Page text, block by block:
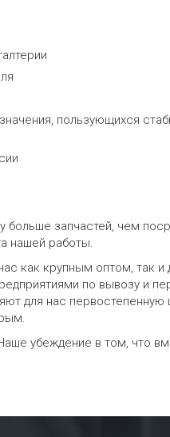
пользующихся
больше запчастей, чем
нашей работы.
как крупным оптом, так
по вывозу и
для нас
убеждение в том, что